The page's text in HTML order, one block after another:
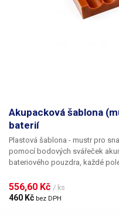
Akupacková šablona
baterií
Plastová šablona - mustr pro
pomocí bodových svářeček
bateriového pouzdra, každé
pravidelným rozestupům
profesionálně vypadající aku packy. Určeno pro 8 baterií.
556,60 Kč / ks
460 Kč bez DPH